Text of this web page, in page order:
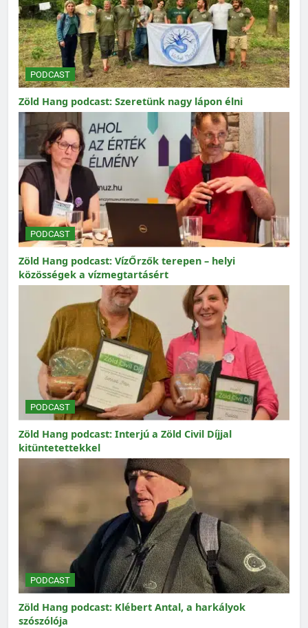
PODCAST
Zöld Hang podcast: Szeretünk nagy lápon élni
PODCAST
Zöld Hang podcast: VízŐrzők terepen – helyi
közösségek a vízmegtartásért
PODCAST
Zöld Hang podcast: Interjú a Zöld Civil Díjjal
kitüntetettekkel
PODCAST
Zöld Hang podcast: Klébert Antal, a harkályok
szószólója